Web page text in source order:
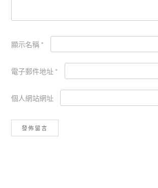
顯示名稱 *
電子郵件地址 *
個人網站網址